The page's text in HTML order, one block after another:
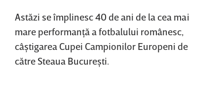
Astăzi se împlinesc 40 de ani de la cea mai
mare performanţă a fotbalului românesc,
câştigarea Cupei Campionilor Europeni de
către Steaua Bucureşti.